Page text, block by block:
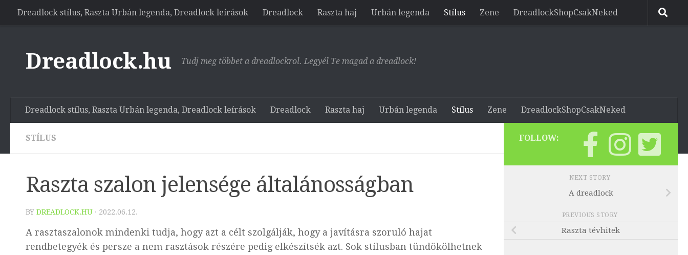
Skip to content
Dreadlock stílus, Raszta Urbán legenda, Dreadlock leírások Dreadlock Raszta haj Urbán legenda Stílus Zene DreadlockShopCsakNeked
Dreadlock.hu Tudj meg többet a dreadlockrol. Legyél Te magad a dreadlock!
Dreadlock stílus, Raszta Urbán legenda, Dreadlock leírások Dreadlock Raszta haj Urbán legenda Stílus Zene DreadlockShopCsakNeked
STÍLUS
Raszta szalon jelensége általánosságban
BY DREADLOCK.HU · 2022.06.12.
A rasztaszalonok mindenki tudja, hogy azt a célt szolgálják, hogy a javításra szoruló hajat
rendbetegyék és persze a nem rasztások részére pedig elkészítsék azt. Sok stílusban tündökölhetnek
FOLLOW:
NEXT STORY
A dreadlock
PREVIOUS STORY
Raszta tévhitek